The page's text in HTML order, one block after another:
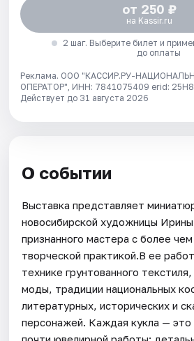
от 250 ₽
на Kassir.ru
2 шаг. Выберите билет и
до оплаты
Реклама. ООО "КАССИР.РУ-
ОПЕРАТОР", ИНН: 7841075409 erid:
Действует до 31 августа 2026
О событии
Выставка представляет
новосибирской художницы
признанного мастера с более
творческой практикой.В ее
технике грунтованного
моды, традиции национальных
литературных, исторических и
персонажей. Каждая кукла — это